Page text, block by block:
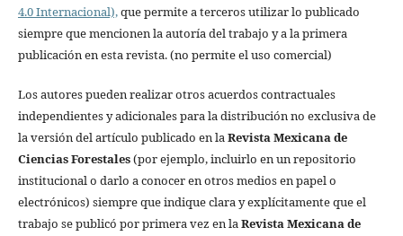
4.0 Internacional),que permite a terceros utilizar lo publicado
siempre que mencionen la autoría del trabajo y a la primera
publicación en esta revista. (no permite el uso comercial)
Los autores pueden realizar otros acuerdos contractuales
independientes y adicionales para la distribución no exclusiva de
la versión del artículo publicado en laRevista Mexicana de
Ciencias Forestales(por ejemplo, incluirlo en un repositorio
institucional o darlo a conocer en otros medios en papel o
electrónicos) siempre que indique clara y explícitamente que el
trabajo se publicó por primera vez en laRevista Mexicana de